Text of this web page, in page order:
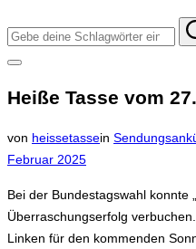
Suchen
nach:
Seitenleiste
Navigation
Heiße Tasse vom
von heissetassein
Februar 2025
Bei der Bundestagswahl konnte
Überraschungserfolg
Linken für den kommenden